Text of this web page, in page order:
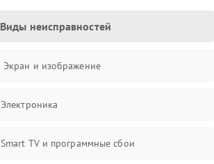
Виды неисправностей
Экран и изображение
Электроника
Smart TV и программные сбои